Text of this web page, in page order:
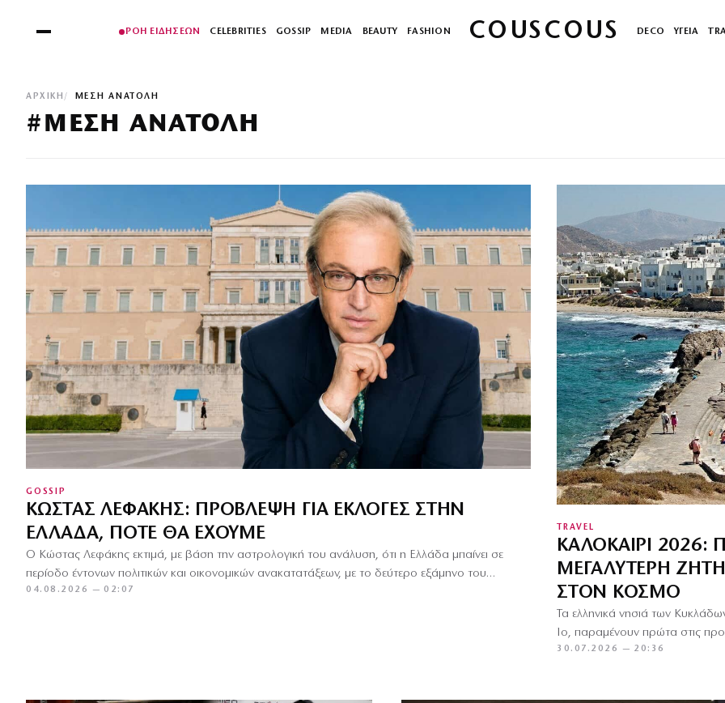
ΡΟΗ ΕΙΔΗΣΕΩΝ CELEBRITIES GOSSIP MEDIA BEAUTY FASHION COUSCOUS DECO ΥΓΕΙΑ
ΑΡΧΙΚΉ ΜΕΣΗ ΑΝΑΤΟΛΗ
#ΜΕΣΗ ΑΝΑΤΟΛΗ
GOSSIP
ΚΏΣΤΑΣ ΛΕΦΆΚΗΣ: ΠΡΌΒΛΕΨΗ ΓΙΑ ΕΚΛΟΓΈΣ ΣΤΗΝ
ΕΛΛΆΔΑ, ΠΌΤΕ ΘΑ ΈΧΟΥΜΕ
Ο Κώστας Λεφάκης εκτιμά, με βάση την αστρολογική του ανάλυση, ότι η Ελλάδα μπαίνει σε
περίοδο έντονων πολιτικών και οικονομικών ανακατατάξεων, με το δεύτερο εξάμηνο του…
04.08.2026 — 02:07
TRAVEL
ΚΑΛΟΚΑΊΡΙ 2026:
ΜΕΓΑΛΎΤΕΡΗ
ΣΤΟΝ ΚΌΣΜΟ
Τα ελληνικά νησιά των
Ίο, παραμένουν πρώτα στις
30.07.2026 — 20:36